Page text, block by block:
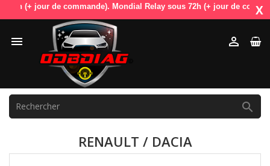
(+ jour de commande). Mondial Relay sous 72h (+ jour de X
 

RENAULT / DACIA